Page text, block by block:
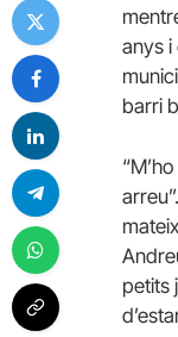
anys i
barri
petits